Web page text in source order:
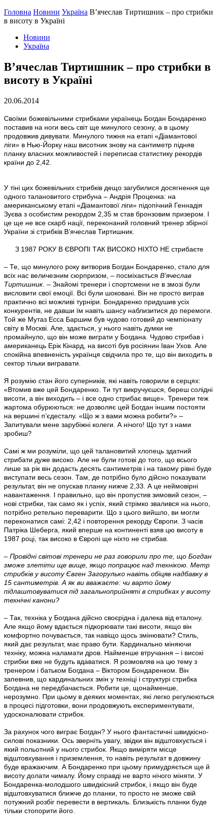
Головна Новини Україна В’ячеслав Тиртишник – про стрибки
в висоту в Україні
Новини
Україна
В’ячеслав Тиртишник – про стрибки в
висоту в Україні
20.06.2014
Своїми божевільними стрибками українець Богдан Бондаренко
поставив на ноги весь світ ще минулого сезону, а в цьому
продовжив дивувати. Минулого тижня на етапі «Діамантової
ліги» в Нью-Йорку наш висотник знову на сантиметр підняв
планку власних можливостей і переписав статистику рекордів
країни до 2,42.
У тіні цих божевільних стрибків дещо загубилися досягнення ще
одного талановитого стрибуна – Андрія Проценка: на
американському етапі «Діамантової ліги» підопічний Геннадія
Зуєва з особистим рекордом 2,35 м став бронзовим призером. І
це ще не все скарб нації, переконаний головний тренер збірної
України зі стрибків В’ячеслав Тиртишник.
З 1987 РОКУ В ЄВРОПІ ТАК ВИСОКО НІХТО НЕ стрибаєте
– Те, що минулого року витворив Богдан Бондаренко, стало для
всіх нас величезним сюрпризом, – посміхається В’ячеслав
Тиртишник . – Знайомі тренери і спортсмени не в змозі були
висловити свої емоції. Всі були шоковані. Він не просто виграв
практично всі можливі турніри. Бондаренко придушив усіх
конкурентів, не давши їм навіть шансу наблизитися до перемоги.
Той же Мутаз Есса Баршим був чудово готовий до чемпіонату
світу в Москві. Але, здається, у нього навіть думки не
промайнуло, що він може виграти у Богдана. Чудово стрибав і
американець Ерік Кінард, на висоті був росіянин Іван Ухов. Але
спокійна впевненість українця свідчила про те, що він виходить в
сектор тільки вигравати.
Я розумію стан його суперників, які навіть говорили в серцях:
«Втомив вже цей Бондаренко. Ти тут викручуєшся, береш солідні
висоти, а він виходить – і все одно стрибає вище». Тренери теж
жартома обурюються: не дозволяє цей Богдан іншим постояти
на вершині п’єдесталу. «Що ж з вами можна робити?» –
Запитували мене зарубіжні колеги. А нічого! Що тут з нами
зробиш?
Самі ж ми розуміли, що цей талановитий хлопець здатний
стрибати дуже високо. Але не були готові до того, що всього
лише за рік він додасть десять сантиметрів і на такому рівні буде
виступати весь сезон. Там, де потрібно було дійсно показувати
результат, він не опускав планку нижче 2,33. А це неймовірні
навантаження. І правильно, що він пропустив зимовий сезон, –
нові стрибки, так само як і успіх, який стрімко звалився на нього,
потрібно ретельно переварити. Що з цього вийшло, ви могли
переконатися самі: 2,42 і повторення рекорду Європи. З часів
Патріка Шеберга, який вперше на континенті взяв цю висоту в
1987 році, так високо в Європі ще ніхто не стрибав.
– Провідні світові тренери не раз говорили про те, що Богдан
зможе злетіти ще вище, якщо попрацює над технікою. Метр
стрибків у висоту Євген Загорулько навіть обіцяв надбавку в
15 сантиметрів. А як ви вважаєте: чи варто йому
підлаштовуватися під загальноприйняті в стрибках у висоту
технічні канони?
– Так, техніка у Богдана дійсно своєрідна і далека від еталону.
Але якщо йому вдається підкорювати такі висоти, якщо він
комфортно почувається, так навіщо щось змінювати? Стиль,
який дає результат, має право бути. Кардинально міняючи
техніку, можна наламати дров. Найменше втручання – і високі
стрибки вже не будуть вдаватися. Я розмовляв на цю тему з
тренером і батьком Богдана – Віктором Бондаренком. Він
запевнив, що кардинальних змін у техніці і структурі стрибка
Богдана не передбачається. Робити це, щонайменше,
нерозумно. При цьому в деяких моментах, які легко регулюються
в процесі підготовки, вони продовжують експериментувати,
удосконалювати стрибок.
За рахунок чого виграє Богдан? У нього фантастичні швидкісно-
силові показники. Ось зверніть увагу, звідки він відштовхується і
який польотний у нього стрибок. Якщо виміряти місце
відштовхування і приземлення, то навіть результат в довжину
буде вражаючим. А Бондаренко при цьому примудряється ще й
висоту долати чималу. Йому справді не варто нічого міняти. У
Бондаренка-молодшого швидкісний стрибок, і якщо він буде
відштовхуватися ближче до планки, то просто не зможе свій
потужний розбіг перевести в вертикаль. Близькість планки буде
тільки стопорити його.